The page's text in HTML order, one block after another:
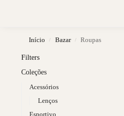
Início / Bazar / Roupas
Filters
Coleções
Acessórios
Lenços
Esportivo